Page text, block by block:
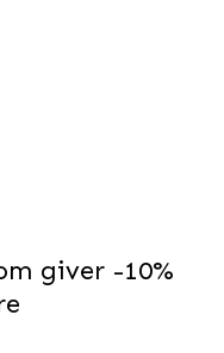
giver -10%